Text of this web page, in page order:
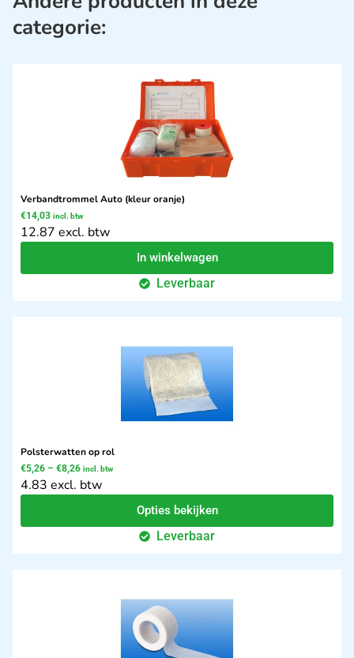
categorie:
Verbandtrommel Auto (kleur oranje)
€14,03 incl. btw
12.87 excl. btw
In winkelwagen
Leverbaar
Polsterwatten op rol
€5,26 – €8,26 incl. btw
4.83 excl. btw
Opties bekijken
Leverbaar